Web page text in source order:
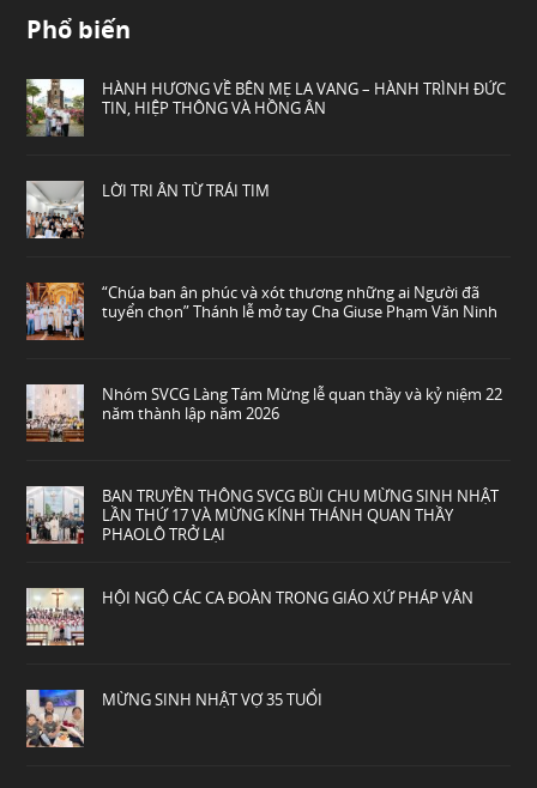
Phổ biến
HÀNH HƯƠNG VỀ BÊN MẸ LA VANG – HÀNH TRÌNH ĐỨC
TIN, HIỆP THÔNG VÀ HỒNG ÂN
LỜI TRI ÂN TỪ TRÁI TIM
“Chúa ban ân phúc và xót thương những ai Người đã
tuyển chọn” Thánh lễ mở tay Cha Giuse Phạm Văn Ninh
Nhóm SVCG Làng Tám Mừng lễ quan thầy và kỷ niệm 22
năm thành lập năm 2026
BAN TRUYỀN THÔNG SVCG BÙI CHU MỪNG SINH NHẬT
LẦN THỨ 17 VÀ MỪNG KÍNH THÁNH QUAN THẦY
PHAOLÔ TRỞ LẠI
HỘI NGỘ CÁC CA ĐOÀN TRONG GIÁO XỨ PHÁP VÂN
MỪNG SINH NHẬT VỢ 35 TUỔI